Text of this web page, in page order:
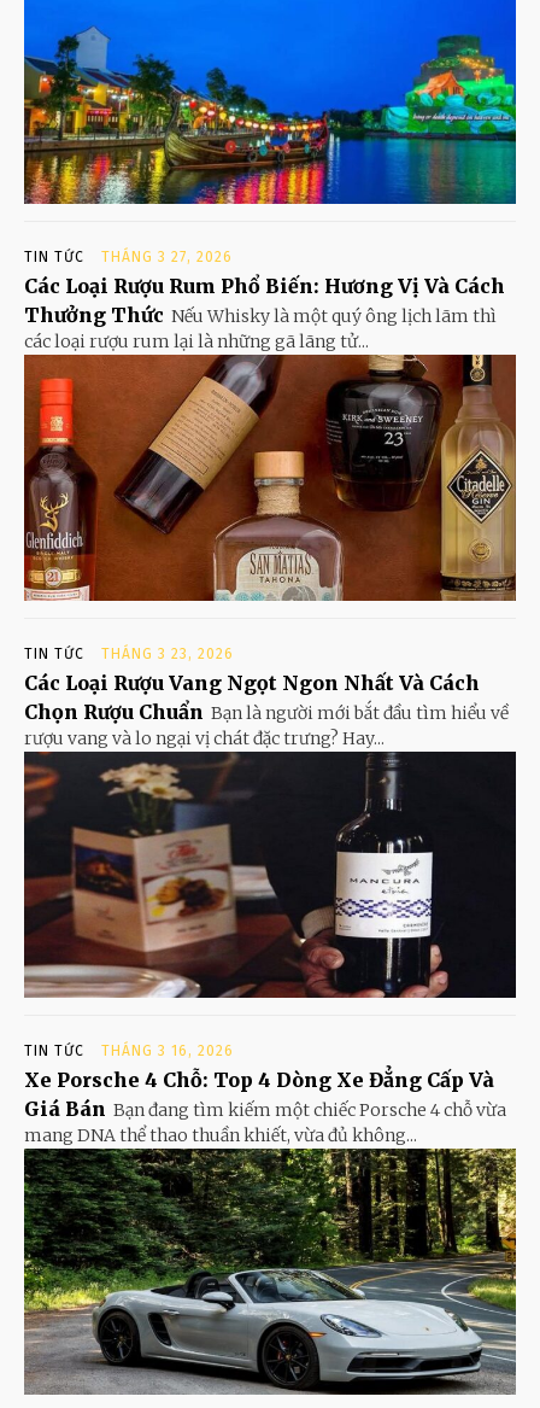
TIN TỨC THÁNG 3 27, 2026
Các Loại Rượu Rum Phổ Biến: Hương Vị Và Cách
Thưởng Thức Nếu Whisky là một quý ông lịch lãm thì
các loại rượu rum lại là những gã lãng tử...
TIN TỨC THÁNG 3 23, 2026
Các Loại Rượu Vang Ngọt Ngon Nhất Và Cách
Chọn Rượu Chuẩn Bạn là người mới bắt đầu tìm hiểu về
rượu vang và lo ngại vị chát đặc trưng? Hay...
TIN TỨC THÁNG 3 16, 2026
Xe Porsche 4 Chỗ: Top 4 Dòng Xe Đẳng Cấp Và
Giá Bán Bạn đang tìm kiếm một chiếc Porsche 4 chỗ vừa
mang DNA thể thao thuần khiết, vừa đủ không...